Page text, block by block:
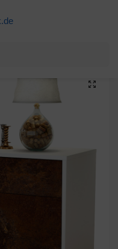
(92x49x35cm)